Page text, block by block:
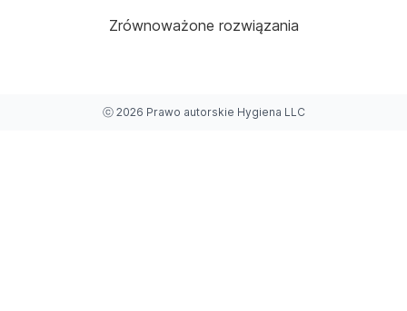
Zrównoważone rozwiązania
ⓒ 2026 Prawo autorskie Hygiena LLC